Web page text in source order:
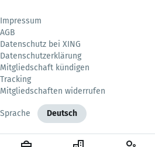
Impressum
AGB
Datenschutz bei XING
Datenschutzerklärung
Mitgliedschaft kündigen
Tracking
Mitgliedschaften widerrufen
Sprache Deutsch